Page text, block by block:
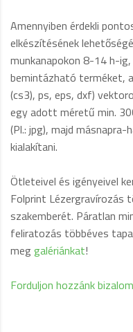
Amennyiben érdekli
elkészítésének
munkanapokon 8-14 h-
bemintázható terméket,
(cs3), ps, eps, dxf)
egy adott méretű min.
(Pl.: jpg), majd
kialakítani.
Ötleteivel és igényeivel
Folprint Lézergravírozás
szakemberét. Páratlan
feliratozás többéves
meg galériánkat!
Forduljon hozzánk